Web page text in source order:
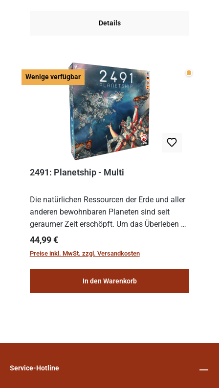
Details
Wenige verfügbar Wenige
2491: Planetship - Multi
Die natürlichen Ressourcen der Erde und aller
anderen bewohnbaren Planeten sind seit
geraumer Zeit erschöpft. Um das Überleben zu
sichern, wurden die sogenannten
„Weltenschiffe“ gebaut. Auf diesen
Regulärer Preis:
44,99 €
Preise inkl. MwSt. zzgl. Versandkosten
In den Warenkorb
Service-Hotline